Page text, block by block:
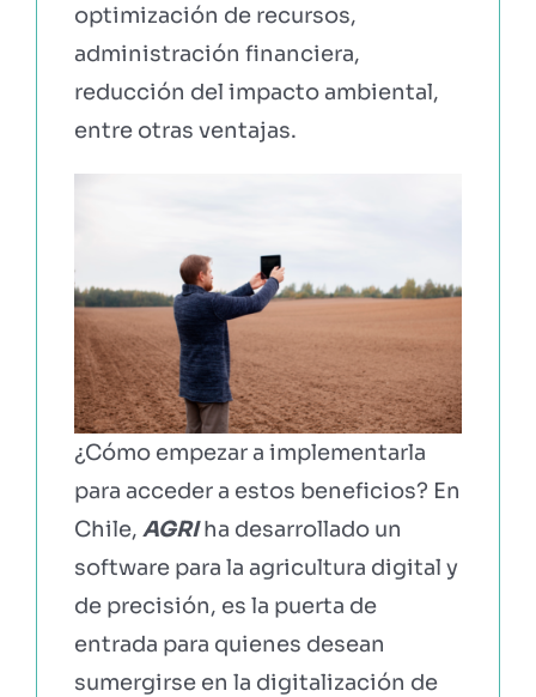
optimización de recursos,
administración financiera,
reducción del impacto ambiental,
entre otras ventajas.
¿Cómo empezar a implementarla
para acceder a estos beneficios? En
Chile, AGRIha desarrollado un
software para la agricultura digital y
de precisión, es la puerta de
entrada para quienes desean
sumergirse en la digitalización de